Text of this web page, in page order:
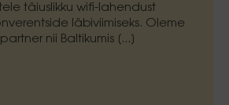
täiuslikku wifi-lahendust
läbiviimiseks. Oleme
nii Baltikumis [...]